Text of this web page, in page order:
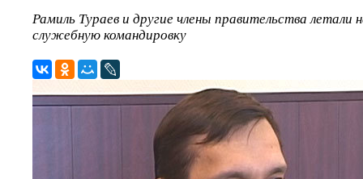
Рамиль Тураев и другие члены правительства летали
служебную командировку